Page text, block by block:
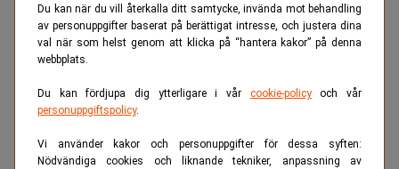
Du kan när du vill återkalla ditt samtycke, invända mot behandling
av personuppgifter baserat på berättigat intresse, och justera dina
val när som helst genom att klicka på “hantera kakor” på denna
webbplats.
Du kan fördjupa dig ytterligare i vår cookie-policyoch vår
personuppgiftspolicy.
Vi använder kakor och personuppgifter för dessa syften:
Nödvändiga cookies och liknande tekniker, anpassning av
Specialister på juristrekrytering
Med två decenniers erfarenhet av att tillsätta tjänster
inom juridik och compliance vet vi vad som krävs för
Tryggt. Resultatdrivet.